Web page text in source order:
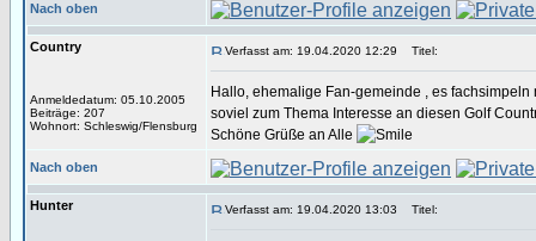
Nach oben
Country
Anmeldedatum: 05.10.2005
Beiträge: 207
Wohnort: Schleswig/Flensburg
Verfasst am: 19.04.2020 12:29 Titel:
Hallo, ehemalige Fan-gemeinde , es
soviel zum Thema Interesse an diesen Golf
Schöne Grüße an Alle
Nach oben
Hunter Verfasst am: 19.04.2020 13:03 Titel: